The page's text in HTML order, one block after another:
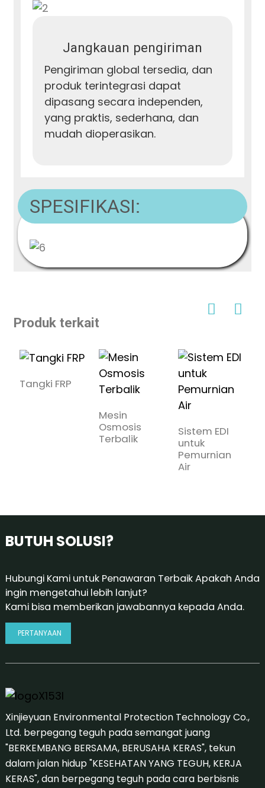
Jangkauan pengiriman
Pengiriman global tersedia, dan
produk terintegrasi dapat
dipasang secara independen,
yang praktis, sederhana, dan
mudah dioperasikan.
SPESIFIKASI:
Produk terkait
Tangki FRP
Mesin
Osmosis
Terbalik
Sistem EDI
untuk
Pemurnian
Air
BUTUH SOLUSI?
Hubungi Kami untuk Penawaran Terbaik Apakah Anda
ingin mengetahui lebih lanjut?
Kami bisa memberikan jawabannya kepada Anda.
PERTANYAAN
Xinjieyuan Environmental Protection Technology Co.,
Ltd. berpegang teguh pada semangat juang
"BERKEMBANG BERSAMA, BERUSAHA KERAS", tekun
dalam jalan hidup "KESEHATAN YANG TEGUH, KERJA
KERAS", dan berpegang teguh pada cara berbisnis